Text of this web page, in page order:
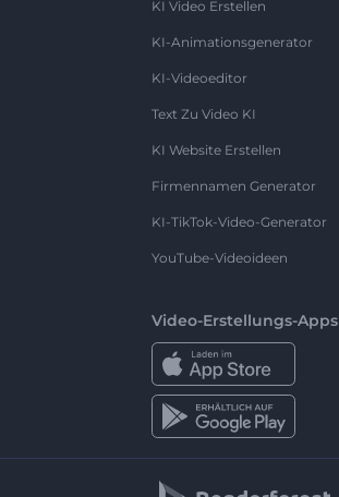
KI Video Erstellen
KI-Animationsgenerator
KI-Videoeditor
Text Zu Video KI
KI Website Erstellen
Firmennamen Generator
KI-TikTok-Video-Generator
YouTube-Videoideen
Video-Erstellungs-Apps